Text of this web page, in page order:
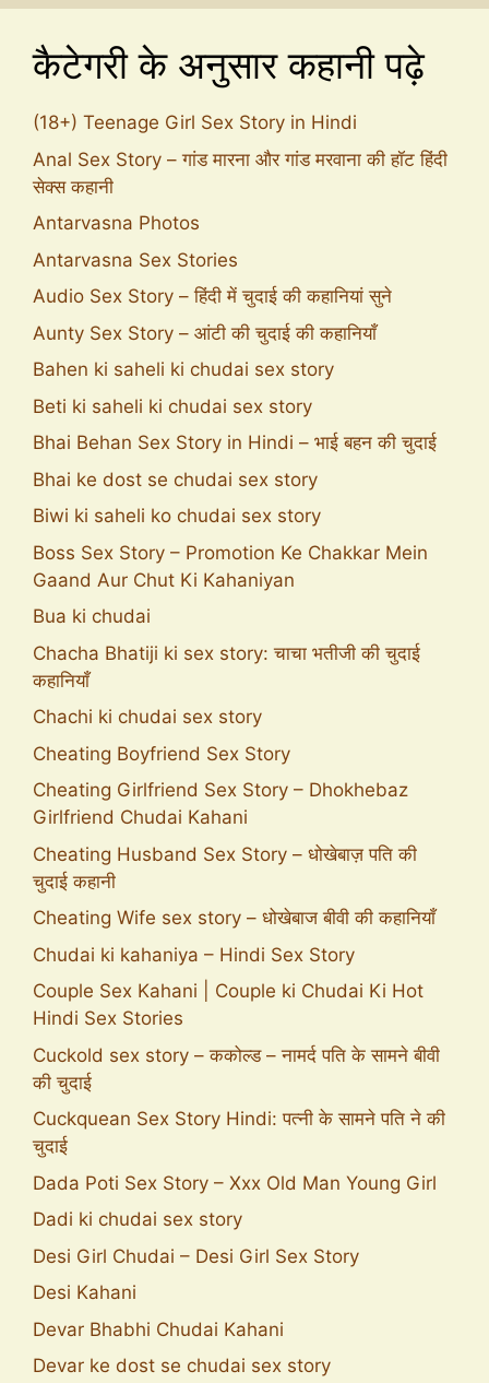
कैटेगरी के अनुसार कहानी पढ़े
(18+) Teenage Girl Sex Story in Hindi
Anal Sex Story – गांड मारना और गांड मरवाना की हॉट हिंदी
सेक्स कहानी
Antarvasna Photos
Antarvasna Sex Stories
Audio Sex Story – हिंदी में चुदाई की कहानियां सुने
Aunty Sex Story – आंटी की चुदाई की कहानियाँ
Bahen ki saheli ki chudai sex story
Beti ki saheli ki chudai sex story
Bhai Behan Sex Story in Hindi – भाई बहन की चुदाई
Bhai ke dost se chudai sex story
Biwi ki saheli ko chudai sex story
Boss Sex Story – Promotion Ke Chakkar Mein
Gaand Aur Chut Ki Kahaniyan
Bua ki chudai
Chacha Bhatiji ki sex story: चाचा भतीजी की चुदाई
कहानियाँ
Chachi ki chudai sex story
Cheating Boyfriend Sex Story
Cheating Girlfriend Sex Story – Dhokhebaz
Girlfriend Chudai Kahani
Cheating Husband Sex Story – धोखेबाज़ पति की
चुदाई कहानी
Cheating Wife sex story – धोखेबाज बीवी की कहानियाँ
Chudai ki kahaniya – Hindi Sex Story
Couple Sex Kahani | Couple ki Chudai Ki Hot
Hindi Sex Stories
Cuckold sex story – ककोल्ड – नामर्द पति के सामने बीवी
की चुदाई
Cuckquean Sex Story Hindi: पत्नी के सामने पति ने की
चुदाई
Dada Poti Sex Story – Xxx Old Man Young Girl
Dadi ki chudai sex story
Desi Girl Chudai – Desi Girl Sex Story
Desi Kahani
Devar Bhabhi Chudai Kahani
Devar ke dost se chudai sex story